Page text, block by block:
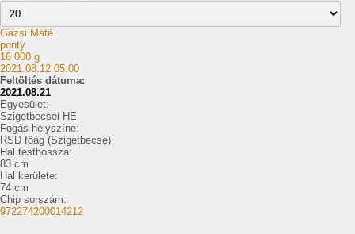
Gazsi Máté
ponty
16 000 g
2021.08.12 05:00
Feltöltés dátuma:
2021.08.21
Egyesület:
Szigetbecsei HE
Fogás helyszíne:
RSD főág (Szigetbecse)
Hal testhossza:
83 cm
Hal kerülete:
74 cm
Chip sorszám:
972274200014212